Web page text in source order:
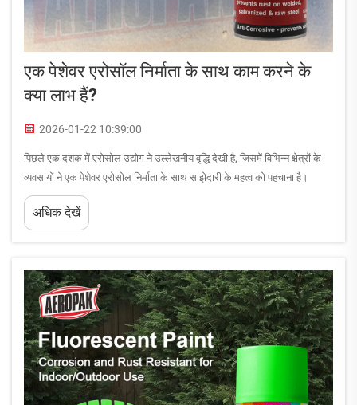
एक पेशेवर एरोसॉल निर्माता के साथ काम करने के
क्या लाभ हैं?
2026-01-22 10:39:00
पिछले एक दशक में एरोसोल उद्योग ने उल्लेखनीय वृद्धि देखी है, जिसमें विभिन्न क्षेत्रों के
व्यवसायों ने एक पेशेवर एरोसोल निर्माता के साथ साझेदारी के महत्व को पहचाना है।
ऑटोमोटिव देखभाल उत्पादों से लेकर औद्योगिक सफाई उत्पादों... तक
अधिक देखें